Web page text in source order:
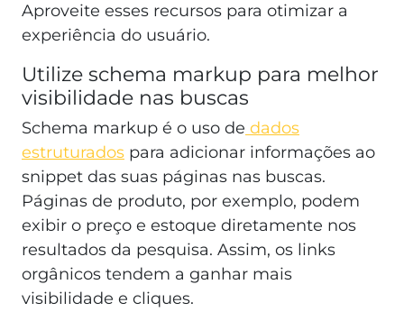
Aproveite esses recursos para otimizar a
experiência do usuário.
Utilize schema markup para melhor
visibilidade nas buscas
Schema markup é o uso de dados
estruturados para adicionar informações ao
snippet das suas páginas nas buscas.
Páginas de produto, por exemplo, podem
exibir o preço e estoque diretamente nos
resultados da pesquisa. Assim, os links
orgânicos tendem a ganhar mais
visibilidade e cliques.